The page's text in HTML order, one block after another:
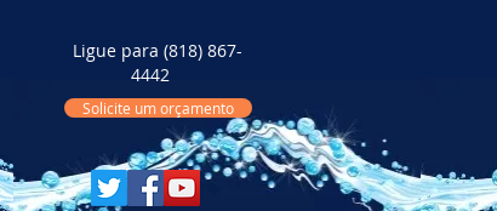
Ligue para (818) 867-
4442
Solicite um orçamento